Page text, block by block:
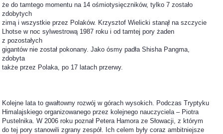
że do tamtego momentu na 14 ośmiotysięczników, tylko 7 zostało
zdobytych
zimą i wszystkie przez Polaków. Krzysztof Wielicki stanął na szczycie
Lhotse w noc sylwestrową 1987 roku i od tamtej pory żaden
z pozostałych
gigantów nie został pokonany. Jako ósmy padła Shisha Pangma,
zdobyta
także przez Polaka, po 17 latach przerwy.
Kolejne lata to gwałtowny rozwój w górach wysokich. Podczas Tryptyku
Himalajskiego organizowanego przez kolejnego nauczyciela – Piotra
Pustelnika. W 2006 roku poznał Petera Hamora ze Słowacji, z którym
do tej pory stanowili zgrany zespół. Ich celem były coraz ambitniejsze